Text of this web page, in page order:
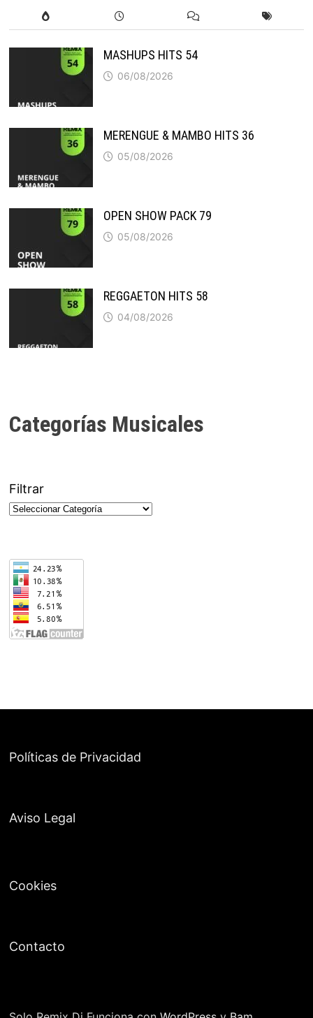
MASHUPS HITS 54
06/08/2026
MERENGUE & MAMBO HITS 36
05/08/2026
OPEN SHOW PACK 79
05/08/2026
REGGAETON HITS 58
04/08/2026
Categorías Musicales
Filtrar
Políticas de Privacidad
Aviso Legal
Cookies
Contacto